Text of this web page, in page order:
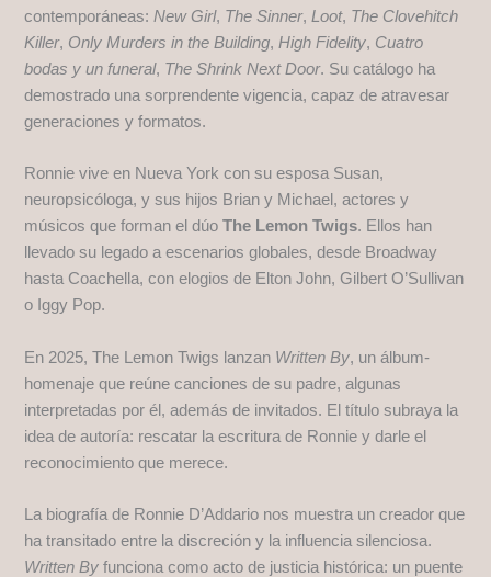
contemporáneas:New Girl, The Sinner,Loot, The Clovehitch
Killer, Only Murders in the Building,High Fidelity, Cuatro
bodas y un funeral, The Shrink Next Door. Su catálogo ha
demostrado una sorprendente vigencia, capaz de atravesar
generaciones y formatos.
Ronnie vive en Nueva York con su esposa Susan,
neuropsicóloga, y sus hijos Brian y Michael, actores y
músicos que forman el dúoThe Lemon Twigs. Ellos han
llevado su legado a escenarios globales, desde Broadway
hasta Coachella, con elogios de Elton John, Gilbert O’Sullivan
o Iggy Pop.
En 2025, The Lemon Twigs lanzan Written By, un álbum-
homenaje que reúne canciones de su padre, algunas
interpretadas por él, además de invitados. El título subraya la
idea de autoría: rescatar la escritura de Ronnie y darle el
reconocimiento que merece.
La biografía de Ronnie D’Addario nos muestra un creador que
ha transitado entre la discreción y la influencia silenciosa.
Written By funciona como acto de justicia histórica: un puente